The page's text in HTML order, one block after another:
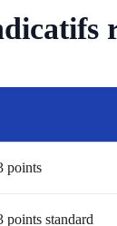
points
points standard